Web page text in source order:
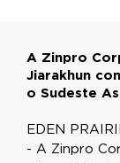
A Zinpro
Jiarakhun
o Sudeste
EDEN
- A Zinpro